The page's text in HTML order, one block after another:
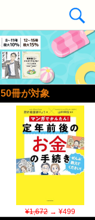
冊が対象
¥1,672→ ¥499